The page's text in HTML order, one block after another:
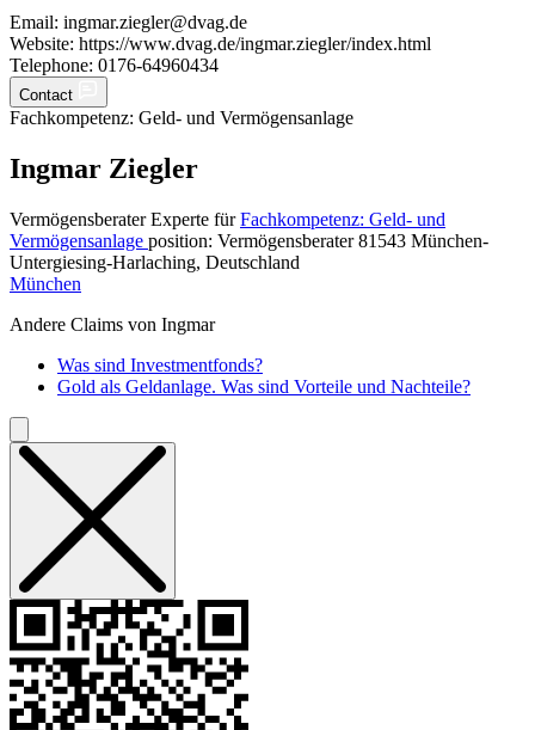
Email: ingmar.ziegler@dvag.de
Website: https://www.dvag.de/ingmar.ziegler/index.html
Telephone: 0176-64960434
Contact
Fachkompetenz: Geld- und Vermögensanlage
Ingmar Ziegler
Vermögensberater Experte für Fachkompetenz: Geld- und
Vermögensanlage position: Vermögensberater 81543 München-
Untergiesing-Harlaching, Deutschland
München
Andere Claims von Ingmar
Was sind Investmentfonds?
Gold als Geldanlage. Was sind Vorteile und Nachteile?